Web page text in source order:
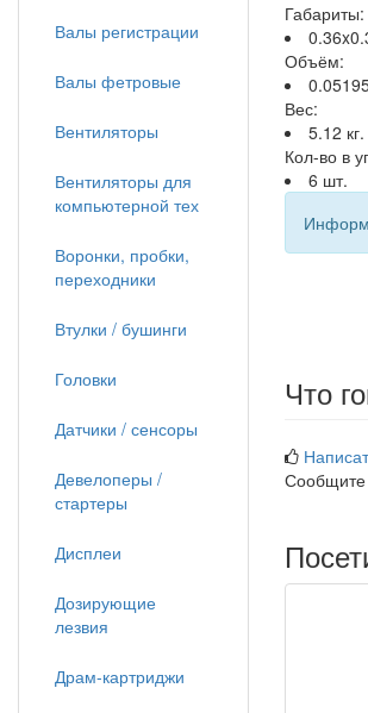
Габариты:
Объём:
Вес:
5.12 кг.
Кол-во в
6 шт.
Что
Сообщите
Валы регистрации
Валы фетровые
Вентиляторы
Вентиляторы для
компьютерной тех
Воронки, пробки,
переходники
Втулки / бушинги
Головки
Датчики / сенсоры
Девелоперы /
стартеры
Дисплеи
Дозирующие
лезвия
Драм-картриджи